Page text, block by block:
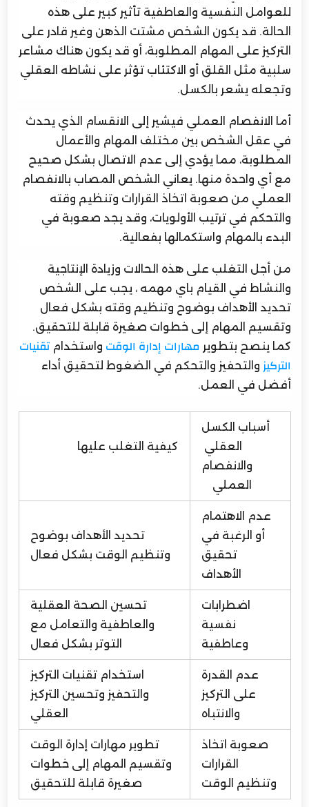
للعوامل النفسية والعاطفية تأثير كبير على هذه
الحالة. قد يكون الشخص مشتت الذهن وغير قادر على
التركيز على المهام المطلوبة، أو قد يكون هناك مشاعر
سلبية مثل القلق أو الاكتئاب تؤثر على نشاطه العقلي
وتجعله يشعر بالكسل.
أما الانفصام العملي فيشير إلى الانقسام الذي يحدث
في عقل الشخص بين مختلف المهام والأعمال
المطلوبة، مما يؤدي إلى عدم الاتصال بشكل صحيح
مع أي واحدة منها. يعاني الشخص المصاب بالانفصام
العملي من صعوبة اتخاذ القرارات وتنظيم وقته
والتحكم في ترتيب الأولويات، وقد يجد صعوبة في
البدء بالمهام واستكمالها بفعالية.
من أجل التغلب على هذه الحالات وزيادة الإنتاجية
والنشاط في القيام باي مهمه ، يجب على الشخص
تحديد الأهداف بوضوح وتنظيم وقته بشكل فعال
وتقسيم المهام إلى خطوات صغيرة قابلة للتحقيق.
كما ينصح بتطوير مهارات إدارة الوقت واستخدام تقنيات
التركيز والتحفيز والتحكم في الضغوط لتحقيق أداء
أفضل في العمل.
أسباب الكسل
العقلي
والانفصام
العملي
كيفية التغلب عليها
عدم الاهتمام
أو الرغبة في
تحقيق
الأهداف
تحديد الأهداف بوضوح
وتنظيم الوقت بشكل فعال
اضطرابات
نفسية
وعاطفية
تحسين الصحة العقلية
والعاطفية والتعامل مع
التوتر بشكل فعال
عدم القدرة
على التركيز
والانتباه
استخدام تقنيات التركيز
والتحفيز وتحسين التركيز
العقلي
صعوبة اتخاذ
القرارات
وتنظيم الوقت
تطوير مهارات إدارة الوقت
وتقسيم المهام إلى خطوات
صغيرة قابلة للتحقيق